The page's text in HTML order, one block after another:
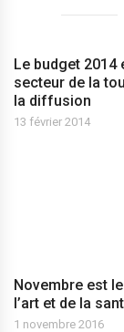
Le budget 2014
secteur de la
la diffusion
13 février 2014
Novembre est
l’art et de la
1 novembre 2016